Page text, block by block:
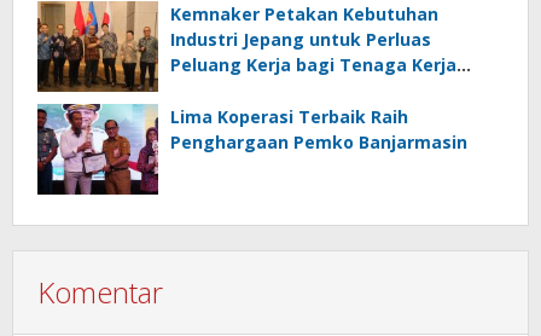
Kemnaker Petakan Kebutuhan
Industri Jepang untuk Perluas
Peluang Kerja bagi Tenaga Kerja
Lima Koperasi Terbaik Raih
Penghargaan Pemko Banjarmasin
Komentar